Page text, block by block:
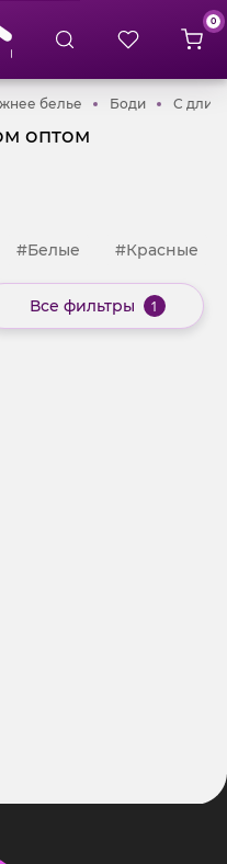
0
одежда
белье Нижнее белье
БодиБоди
С
оптом
#Белые #Красные
Все фильтры 1